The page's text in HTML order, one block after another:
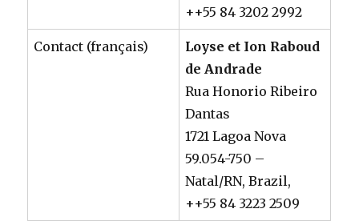
++55 84 3202 2992
Contact (français)
Loyse et Ion Raboud
de Andrade
Rua Honorio Ribeiro
Dantas
1721 Lagoa Nova
59.054-750 –
Natal/RN, Brazil,
++55 84 3223 2509